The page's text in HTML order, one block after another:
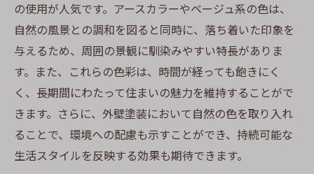
の使用が人気です。アースカラーやベージュ系の色は、
自然の風景との調和を図ると同時に、落ち着いた印象を
与えるため、周囲の景観に馴染みやすい特長がありま
す。また、これらの色彩は、時間が経っても飽きにく
く、長期間にわたって住まいの魅力を維持することがで
きます。さらに、外壁塗装において自然の色を取り入れ
ることで、環境への配慮も示すことができ、持続可能な
生活スタイルを反映する効果も期待できます。